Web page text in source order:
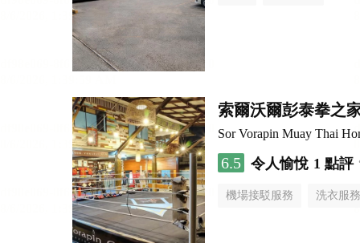
索爾沃爾彭泰拳之
Sor Vorapin Muay Thai
6.5 令人愉悅 1 點評
機場接駁服務 洗衣服務